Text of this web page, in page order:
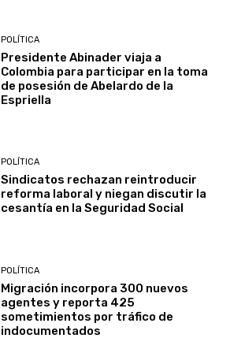
POLÍTICA
Presidente Abinader viaja a
Colombia para participar en la toma
de posesión de Abelardo de la
Espriella
POLÍTICA
Sindicatos rechazan reintroducir
reforma laboral y niegan discutir la
cesantía en la Seguridad Social
POLÍTICA
Migración incorpora 300 nuevos
agentes y reporta 425
sometimientos por tráfico de
indocumentados